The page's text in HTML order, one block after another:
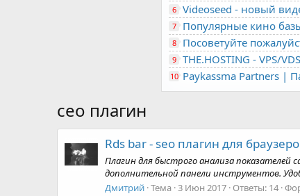
6
Videoseed - новый
7
Популярные кино
8
Посоветуйте
9
10 Paykassma Partners |
сео плагин
Rds bar - seo плагин для
Плагин для быстрого анализа показателей
дополнительной панели инструментов.
Дмитрий Тема 3 Июн 2017 Ответы: 14